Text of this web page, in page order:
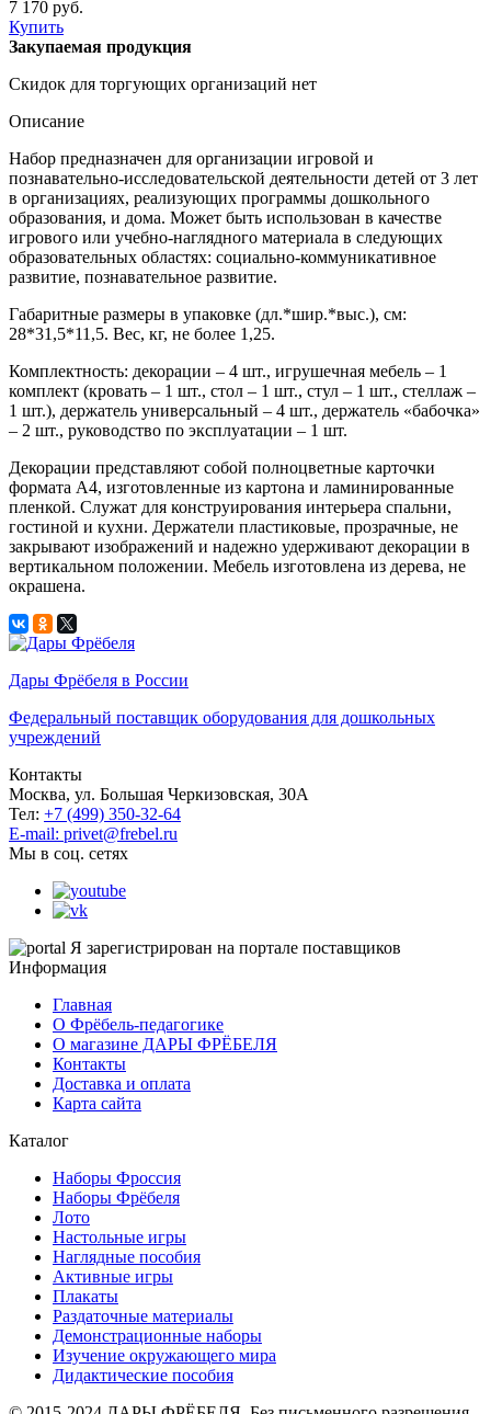
7 170 руб.
Купить
Закупаемая продукция
Скидок для торгующих организаций нет
Описание
Набор предназначен для организации игровой и
познавательно-исследовательской деятельности детей от 3 лет
в организациях, реализующих программы дошкольного
образования, и дома. Может быть использован в качестве
игрового или учебно-наглядного материала в следующих
образовательных областях: социально-коммуникативное
развитие, познавательное развитие.
Габаритные размеры в упаковке (дл.*шир.*выс.), см:
28*31,5*11,5. Вес, кг, не более 1,25.
Комплектность: декорации – 4 шт., игрушечная мебель – 1
комплект (кровать – 1 шт., стол – 1 шт., стул – 1 шт., стеллаж –
1 шт.), держатель универсальный – 4 шт., держатель «бабочка»
– 2 шт., руководство по эксплуатации – 1 шт.
Декорации представляют собой полноцветные карточки
формата А4, изготовленные из картона и ламинированные
пленкой. Служат для конструирования интерьера спальни,
гостиной и кухни. Держатели пластиковые, прозрачные, не
закрывают изображений и надежно удерживают декорации в
вертикальном положении. Мебель изготовлена из дерева, не
окрашена.
Дары Фрёбеля в России
Федеральный поставщик оборудования для дошкольных
учреждений
Контакты
Москва, ул. Большая Черкизовская, 30А
Тел: +7 (499) 350-32-64
E-mail: privet@frebel.ru
Мы в соц. сетях
Я зарегистрирован на портале поставщиков
Информация
Главная
О Фрёбель-педагогике
О магазине ДАРЫ ФРЁБЕЛЯ
Контакты
Доставка и оплата
Карта сайта
Каталог
Наборы Фроссия
Наборы Фрёбеля
Лото
Настольные игры
Наглядные пособия
Активные игры
Плакаты
Раздаточные материалы
Демонстрационные наборы
Изучение окружающего мира
Дидактические пособия